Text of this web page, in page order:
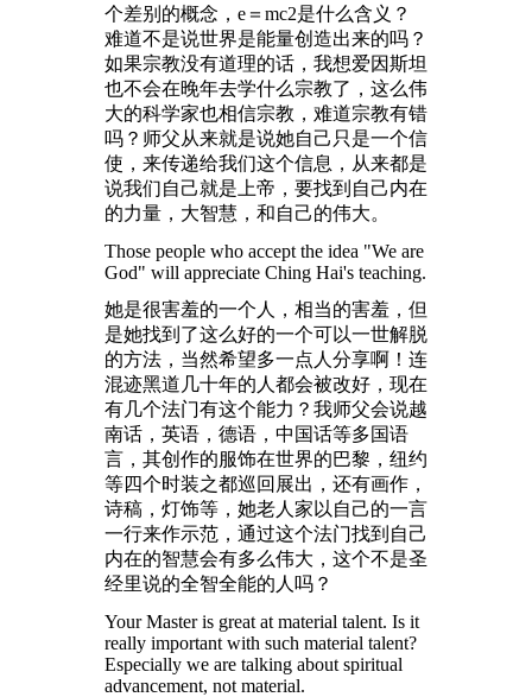
个差别的概念，e＝mc2是什么含义？
难道不是说世界是能量创造出来的吗？
如果宗教没有道理的话，我想爱因斯坦
也不会在晚年去学什么宗教了，这么伟
大的科学家也相信宗教，难道宗教有错
吗？师父从来就是说她自己只是一个信
使，来传递给我们这个信息，从来都是
说我们自己就是上帝，要找到自己内在
的力量，大智慧，和自己的伟大。
Those people who accept the idea "We are
God" will appreciate Ching Hai's teaching.
她是很害羞的一个人，相当的害羞，但
是她找到了这么好的一个可以一世解脱
的方法，当然希望多一点人分享啊！连
混迹黑道几十年的人都会被改好，现在
有几个法门有这个能力？我师父会说越
南话，英语，德语，中国话等多国语
言，其创作的服饰在世界的巴黎，纽约
等四个时装之都巡回展出，还有画作，
诗稿，灯饰等，她老人家以自己的一言
一行来作示范，通过这个法门找到自己
内在的智慧会有多么伟大，这个不是圣
经里说的全智全能的人吗？
Your Master is great at material talent. Is it
really important with such material talent?
Especially we are talking about spiritual
advancement, not material.